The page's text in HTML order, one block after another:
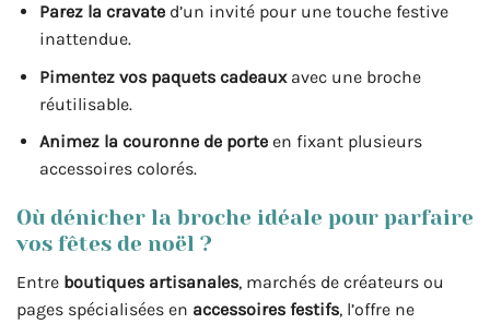
Parez la cravated’un invité pour une touche festive
inattendue.
Pimentez vos paquets cadeauxavec une broche
réutilisable.
Animez la couronne de porteen fixant plusieurs
accessoires colorés.
Où dénicher la broche idéale pour parfaire
vos fêtes de noël ?
Entre boutiques artisanales, marchés de créateurs ou
pages spécialisées en accessoires festifs, l’offre ne